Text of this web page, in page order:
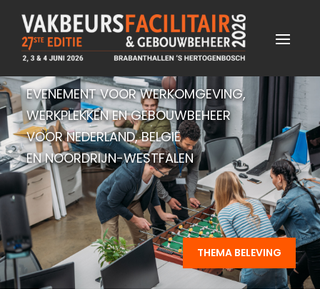
EVENEMENT VOOR WERKOMGEVING,
WERKPLEKKEN EN GEBOUWBEHEER
VOOR NEDERLAND, BELGIË
EN NOORDRIJN-WESTFALEN
THEMA BELEVING